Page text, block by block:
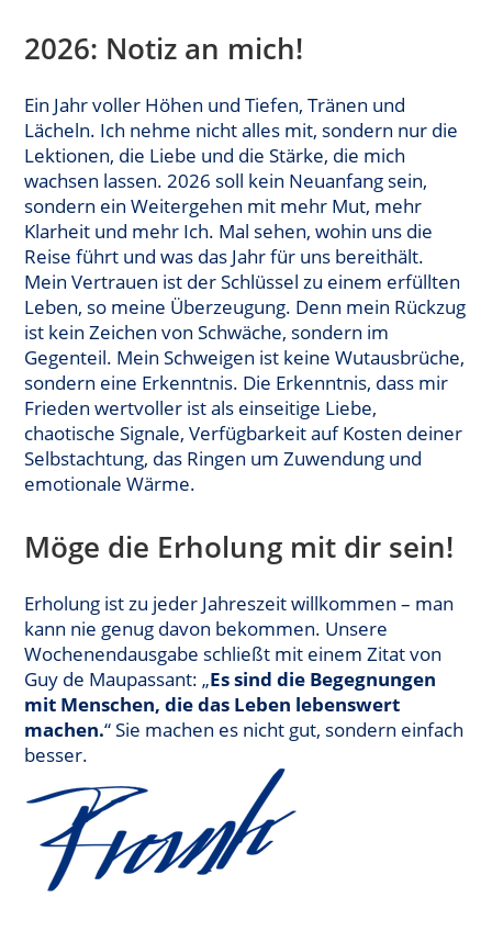
2026: Notiz an mich!
Ein Jahr voller Höhen und Tiefen, Tränen und
Lächeln. Ich nehme nicht alles mit, sondern nur die
Lektionen, die Liebe und die Stärke, die mich
wachsen lassen. 2026 soll kein Neuanfang sein,
sondern ein Weitergehen mit mehr Mut, mehr
Klarheit und mehr Ich. Mal sehen, wohin uns die
Reise führt und was das Jahr für uns bereithält.
Mein Vertrauen ist der Schlüssel zu einem erfüllten
Leben, so meine Überzeugung. Denn mein Rückzug
ist kein Zeichen von Schwäche, sondern im
Gegenteil. Mein Schweigen ist keine Wutausbrüche,
sondern eine Erkenntnis. Die Erkenntnis, dass mir
Frieden wertvoller ist als einseitige Liebe,
chaotische Signale, Verfügbarkeit auf Kosten deiner
Selbstachtung, das Ringen um Zuwendung und
emotionale Wärme.
Möge die Erholung mit dir sein!
Erholung ist zu jeder Jahreszeit willkommen – man
kann nie genug davon bekommen. Unsere
Wochenendausgabe schließt mit einem Zitat von
Guy de Maupassant: „Es sind die Begegnungen
mit Menschen, die das Leben lebenswert
machen.“ Sie machen es nicht gut, sondern einfach
besser.